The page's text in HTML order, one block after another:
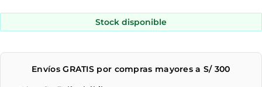
Stock disponible
Envíos GRATIS por compras mayores a S/ 300